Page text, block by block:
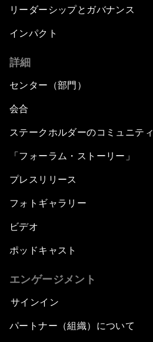
リーダーシップとガバナンス
インパクト
詳細
センター（部門）
会合
ステークホルダーのコミュニティ
「フォーラム・ストーリー」
プレスリリース
フォトギャラリー
ビデオ
ポッドキャスト
エンゲージメント
サインイン
パートナー（組織）について